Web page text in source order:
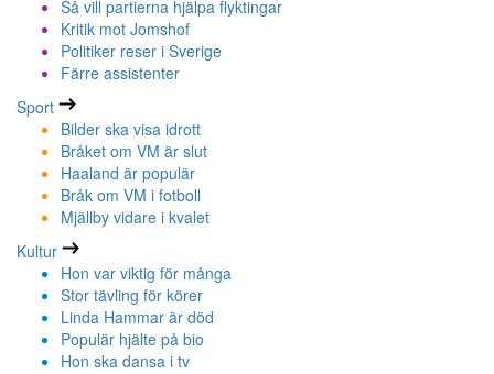
Så vill partierna hjälpa flyktingar
Kritik mot Jomshof
Politiker reser i Sverige
Färre assistenter
Sport
Bilder ska visa idrott
Bråket om VM är slut
Haaland är populär
Bråk om VM i fotboll
Mjällby vidare i kvalet
Kultur
Hon var viktig för många
Stor tävling för körer
Linda Hammar är död
Populär hjälte på bio
Hon ska dansa i tv